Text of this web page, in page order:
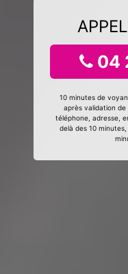
04
10 minutes de
après validation
téléphone, adresse,
delà des 10